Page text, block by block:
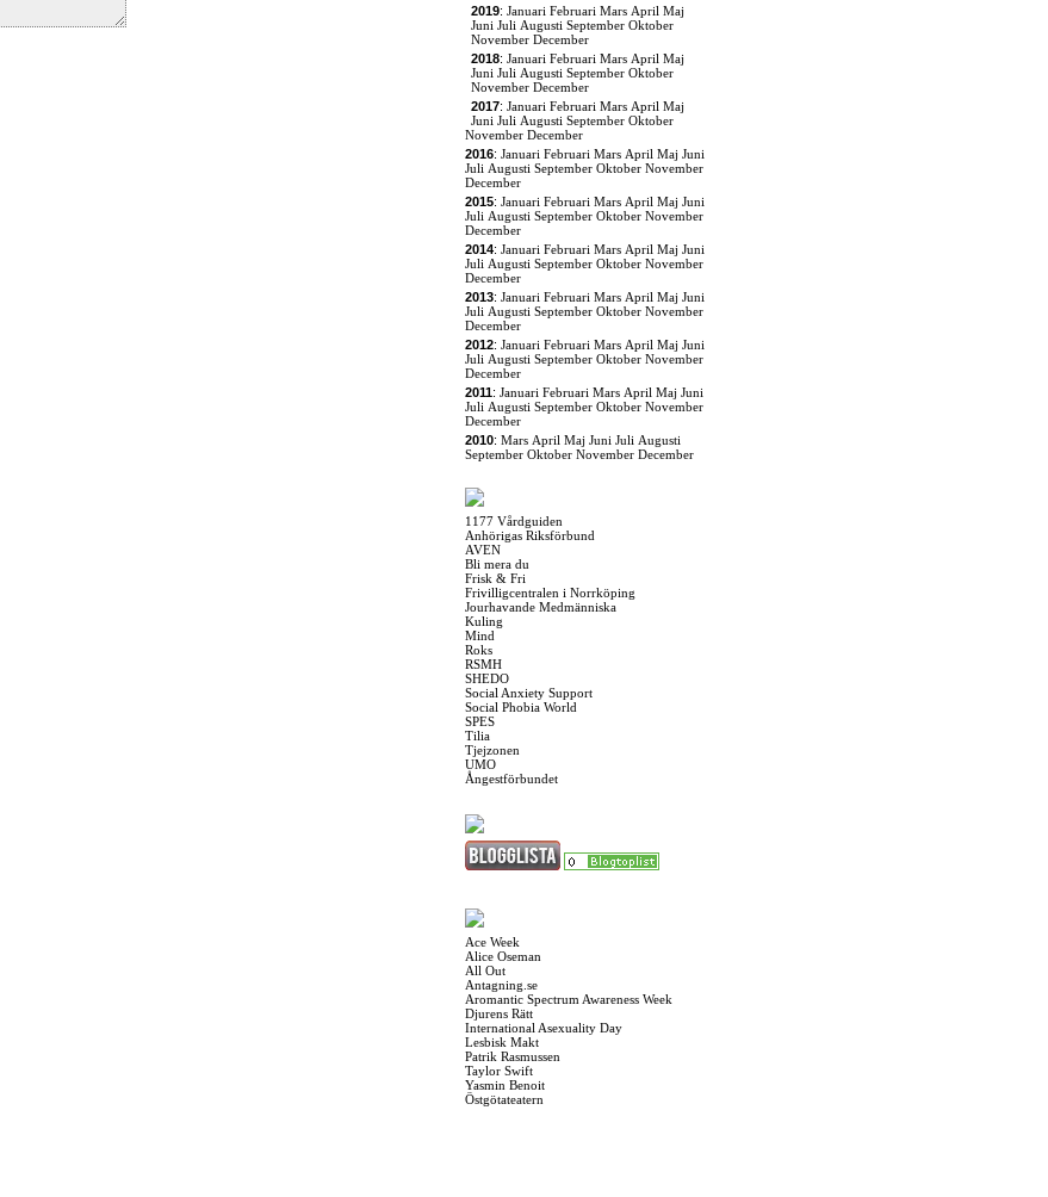
2019: Januari Februari Mars April Maj
Juni Juli Augusti September Oktober
November December
2018: Januari Februari Mars April Maj
Juni Juli Augusti September Oktober
November December
2017: Januari Februari Mars April Maj
Juni Juli Augusti September Oktober
November December
2016: Januari Februari Mars April Maj Juni
Juli Augusti September Oktober November
December
2015: Januari Februari Mars April Maj Juni
Juli Augusti September Oktober November
December
2014: Januari Februari Mars April Maj Juni
Juli Augusti September Oktober November
December
2013: Januari Februari Mars April Maj Juni
Juli Augusti September Oktober November
December
2012: Januari Februari Mars April Maj Juni
Juli Augusti September Oktober November
December
2011: Januari Februari Mars April Maj Juni
Juli Augusti September Oktober November
December
2010: Mars April Maj Juni Juli Augusti
September Oktober November December
1177 Vårdguiden
Anhörigas Riksförbund
AVEN
Bli mera du
Frisk & Fri
Frivilligcentralen i Norrköping
Jourhavande Medmänniska
Kuling
Mind
Roks
RSMH
SHEDO
Social Anxiety Support
Social Phobia World
SPES
Tilia
Tjejzonen
UMO
Ångestförbundet
Ace Week
Alice Oseman
All Out
Antagning.se
Aromantic Spectrum Awareness Week
Djurens Rätt
International Asexuality Day
Lesbisk Makt
Patrik Rasmussen
Taylor Swift
Yasmin Benoit
Östgötateatern